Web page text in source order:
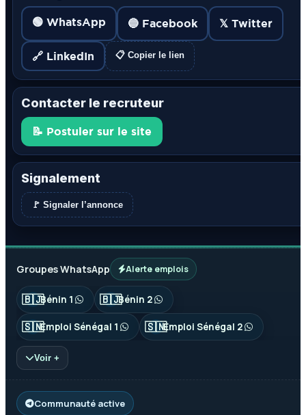
🟢 WhatsApp 🔵 Facebook 𝕏 Twitter
🔗 LinkedIn 📋 Copier le lien
Contacter le recruteur
📝 Postuler sur le site
Signalement
🚩 Signaler l’annonce
Groupes WhatsApp Alerte emplois
🇧🇯Bénin 1 🇧🇯Bénin 2
🇸🇳Emploi Sénégal 1 🇸🇳Emploi Sénégal 2
Voir +
Communauté active